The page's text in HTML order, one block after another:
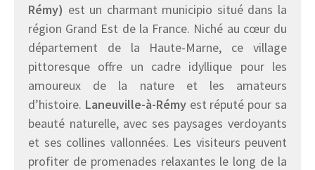
Rémy) est un charmant municipio situé dans la
région Grand Est de la France. Niché au cœur du
département de la Haute-Marne, ce village
pittoresque offre un cadre idyllique pour les
amoureux de la nature et les amateurs
d’histoire. Laneuville-à-Rémyest réputé pour sa
beauté naturelle, avec ses paysages verdoyants
et ses collines vallonnées. Les visiteurs peuvent
profiter de promenades relaxantes le long de la